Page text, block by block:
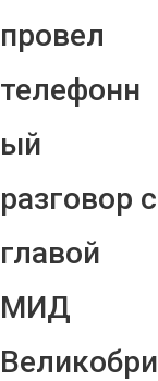
провел
телефонн
ый
разговор с
главой
МИД
Великобри